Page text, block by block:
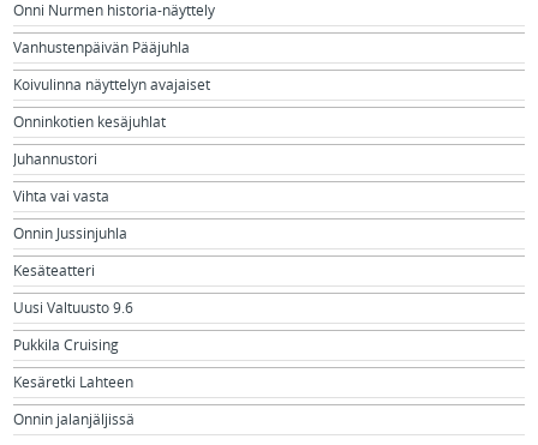
Onni Nurmen historia-näyttely
Vanhustenpäivän Pääjuhla
Koivulinna näyttelyn avajaiset
Onninkotien kesäjuhlat
Juhannustori
Vihta vai vasta
Onnin Jussinjuhla
Kesäteatteri
Uusi Valtuusto 9.6
Pukkila Cruising
Kesäretki Lahteen
Onnin jalanjäljissä